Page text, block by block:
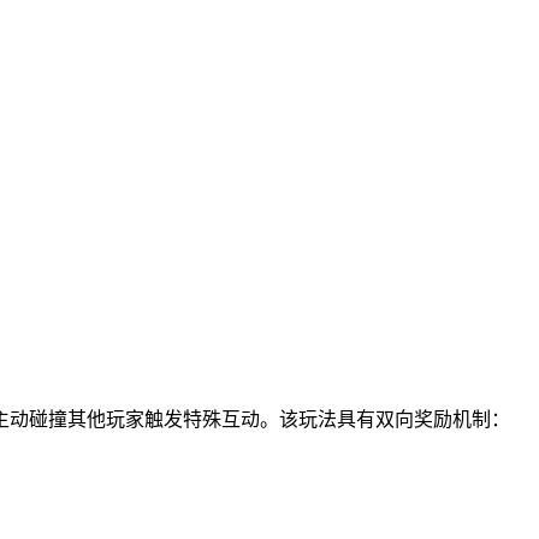
碰撞其他玩家触发特殊互动。该玩法具有双向奖励机制：